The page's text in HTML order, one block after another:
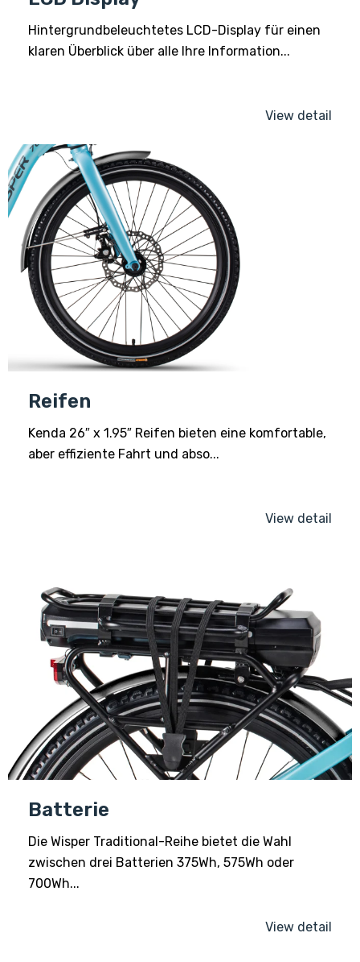
Hintergrundbeleuchtetes LCD-Display für einen
klaren Überblick über alle Ihre Information...
View detail
Reifen
Kenda 26″ x 1.95″ Reifen bieten eine komfortable,
aber effiziente Fahrt und abso...
View detail
Batterie
Die Wisper Traditional-Reihe bietet die Wahl
zwischen drei Batterien 375Wh, 575Wh oder
700Wh...
View detail